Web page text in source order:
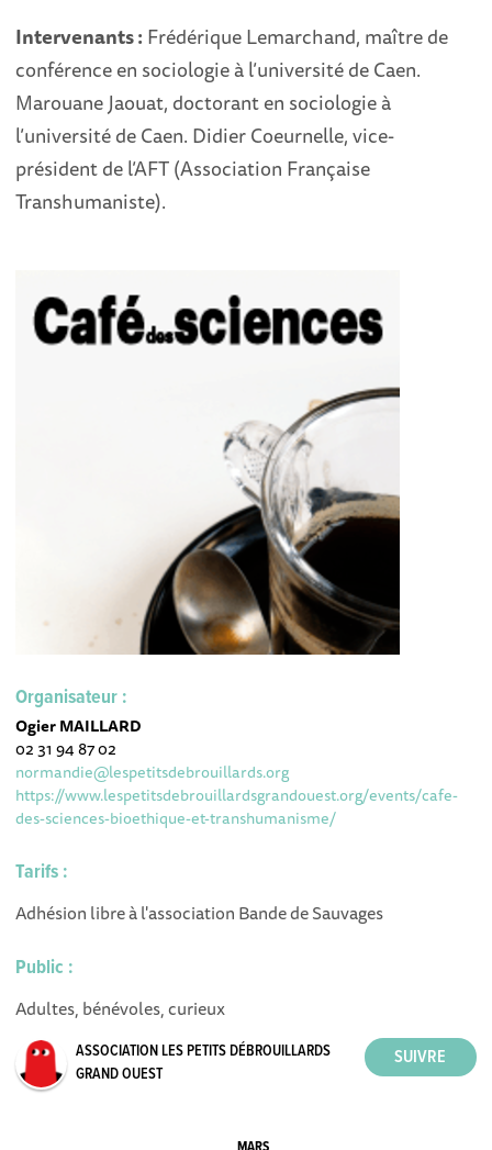
Intervenants : Frédérique Lemarchand, maître de
conférence en sociologie à l’université de Caen.
Marouane Jaouat, doctorant en sociologie à
l’université de Caen. Didier Coeurnelle, vice-
président de l’AFT (Association Française
Transhumaniste).
Organisateur :
Ogier MAILLARD
02 31 94 87 02
normandie@lespetitsdebrouillards.org
https://www.lespetitsdebrouillardsgrandouest.org/events/cafe-
des-sciences-bioethique-et-transhumanisme/
Tarifs :
Adhésion libre à l'association Bande de Sauvages
Public :
Adultes, bénévoles, curieux
ASSOCIATION LES PETITS DÉBROUILLARDS
GRAND OUEST